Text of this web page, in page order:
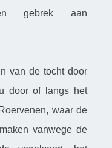
gebrek aan
van de tocht door
door of langs het
waar de
vanwege de